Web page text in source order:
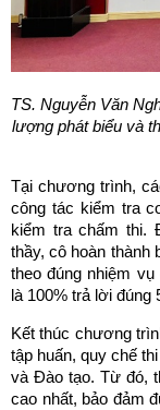
TS. Nguyễn Văn
lượng phát biểu và
Tại chương trình,
công tác kiểm tra
kiểm tra chấm thi.
thầy, cô hoàn thành
theo đúng nhiệm
là 100% trả lời đúng
Kết thúc chương
tập huấn, quy chế
và Đào tạo. Từ đó,
cao nhất, bảo đảm